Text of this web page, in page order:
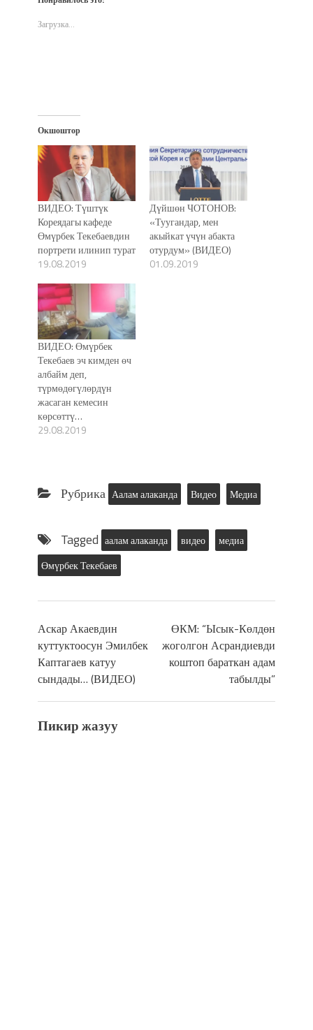
в
окне)
в
Загрузка...
Окшоштор
ВИДЕО: Түштүк
Кореядагы кафеде
Өмүрбек Текебаевдин
портрети илинип турат
19.08.2019
Дүйшөн ЧОТОНОВ:
«Туугандар, мен
акыйкат үчүн абакта
отурдум» (ВИДЕО)
01.09.2019
ВИДЕО: Өмүрбек
Текебаев эч кимден өч
албайм деп,
түрмөдөгүлөрдүн
жасаган кемесин
көрсөттү…
29.08.2019
Рубрика Аалам алаканда Видео Медиа
Tagged аалам алаканда видео
медиа
Өмүрбек Текебаев
Аскар Акаевдин
куттуктоосун Эмилбек
Каптагаев катуу
сындады… (ВИДЕО)
ӨКМ: “Ысык-Көлдөн
жоголгон Асрандиевди
коштоп бараткан адам
табылды”
Пикир жазуу